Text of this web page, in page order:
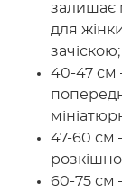
залишає
для
зачіскою;
40-47 см
47-60 см
60-75 см